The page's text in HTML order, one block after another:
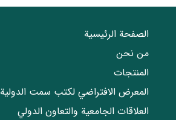
الصفحة الرئيسية
من نحن
المنتجات
المعرض الافتراضي لكتب سمت الدولية
العلاقات الجامعیة والتعاون الدولي